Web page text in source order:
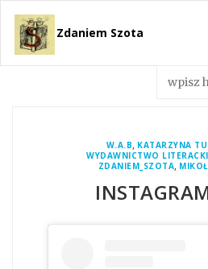
Zdaniem Szota
W.A.B, KATARZYNA
WYDAWNICTWO
ZDANIEM_SZOTA,